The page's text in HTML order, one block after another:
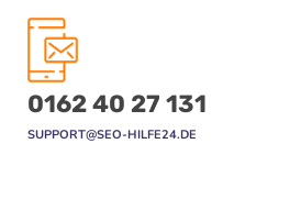
0162 40 27 131
SUPPORT@SEO-HILFE24.DE